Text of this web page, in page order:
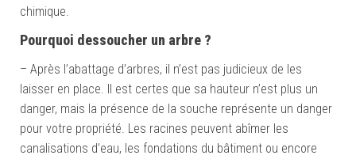
chimique.
Pourquoi dessoucher un arbre ?
– Après l’abattage d’arbres, il n’est pas judicieux de les
laisser en place. Il est certes que sa hauteur n’est plus un
danger, mais la présence de la souche représente un danger
pour votre propriété. Les racines peuvent abîmer les
canalisations d’eau, les fondations du bâtiment ou encore